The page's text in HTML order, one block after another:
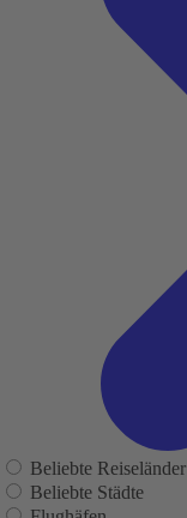
Beliebte Reiseländer
Beliebte Städte